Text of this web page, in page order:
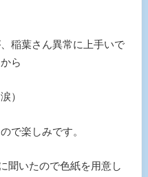
稲葉さん異常に上手いで
ら
）
で楽しみです。
聞いたので色紙を用意し